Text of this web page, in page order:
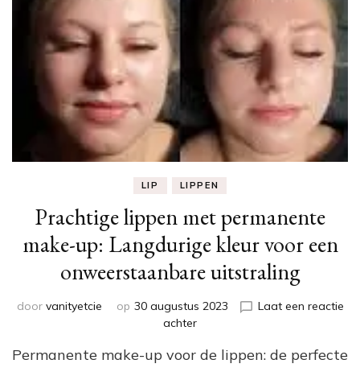
LIP LIPPEN
Prachtige lippen met permanente
make-up: Langdurige kleur voor een
onweerstaanbare uitstraling
door vanityetcie op 30 augustus 2023
Laat een reactie
achterop
lippen
Permanente make-up voor de lippen: de perfecte